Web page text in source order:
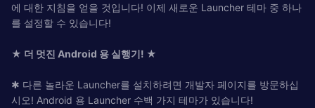
에 대한 지침을 얻을 것입니다! 이제 새로운 Launcher 테마 중 하나
를 설정할 수 있습니다!
★ 더 멋진 Android 용 실행기! ★
✱ 다른 놀라운 Launcher를 설치하려면 개발자 페이지를 방문하십
시오! Android 용 Launcher 수백 가지 테마가 있습니다!